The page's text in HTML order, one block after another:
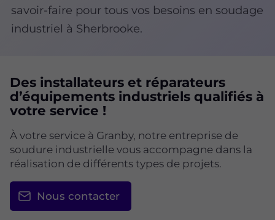
savoir-faire pour tous vos besoins en soudage
industriel à Sherbrooke.
Des installateurs et réparateurs
d’équipements industriels qualifiés à
votre service !
À votre service à Granby, notre entreprise de
soudure industrielle vous accompagne dans la
réalisation de différents types de projets.
Nous contacter